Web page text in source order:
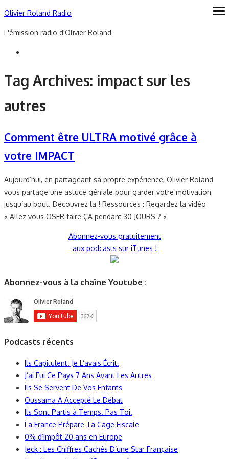
Skip
content
Olivier Roland Radio
L'émission radio d'Olivier Roland
Tag Archives: impact sur les
autres
Comment être ULTRA motivé grâce à
votre IMPACT
Aujourd’hui, en partageant sa propre expérience, Olivier Roland
vous partage une astuce géniale pour garder votre motivation
jusqu’au bout. Découvrez la ! Ressources : Regardez la vidéo
« Allez vous OSER faire ÇA pendant 30 JOURS ? «
Abonnez-vous gratuitement
aux podcasts sur iTunes !
Abonnez-vous à la chaîne Youtube :
Podcasts récents
Ils Capitulent. Je L’avais Écrit.
J’ai Fui Ce Pays 7 Ans Avant Les Autres
Ils Se Servent De Vos Enfants
Oussama A Accepté Le Débat
Ils Sont Partis à Temps. Pas Toi.
La France Prépare Ta Cage Fiscale
0% d’Impôt 20 ans en Europe
Jeck : Les Chiffres Cachés D’une Star Française